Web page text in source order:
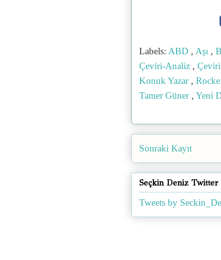
Labels: ABD , Aşı ,
Çeviri-Analiz ,
Konuk Yazar ,
Tamer Güner , Yeni
Sonraki Kayıt
Seçkin Deniz Twitter
Tweets by